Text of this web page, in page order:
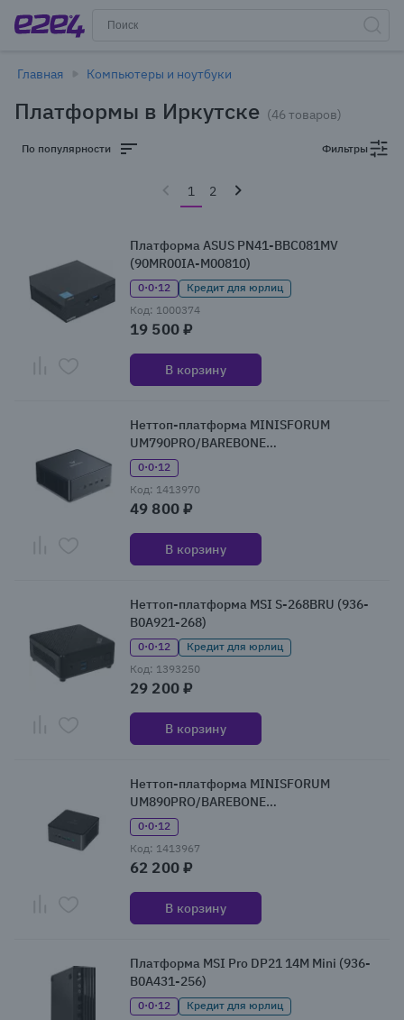
Главная Компьютеры и ноутбуки
Платформы в Иркутске (46 товаров)
По популярности Фильтры
1 2
Платформа ASUS PN41-BBC081MV
(90MR00IA-M00810)
0·0·12
Кредит для юрлиц
Код: 1000374
19 500 ₽
В корзину
Неттоп-платформа MINISFORUM
UM790PRO/BAREBONE
(UM790PRO/BAREBONE)
0·0·12
Код: 1413970
49 800 ₽
В корзину
Неттоп-платформа MSI S-268BRU (936-
B0A921-268)
0·0·12
Кредит для юрлиц
Код: 1393250
29 200 ₽
В корзину
Неттоп-платформа MINISFORUM
UM890PRO/BAREBONE
(UM890PRO/BAREBONE)
0·0·12
Код: 1413967
62 200 ₽
В корзину
Платформа MSI Pro DP21 14M Mini (936-
B0A431-256)
0·0·12
Кредит для юрлиц